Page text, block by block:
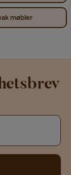
møbler